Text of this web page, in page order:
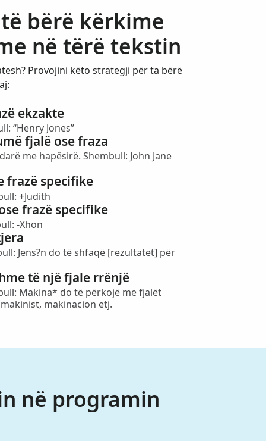
bërë kërkime
në tërë tekstin
Provojini këto strategji për ta bërë
ekzakte
“Henry Jones”
fjalë ose fraza
me hapësirë. Shembull: John Jane
frazë specifike
+Judith
frazë specifike
-Xhon
Jens?n do të shfaqë [rezultatet] për
të një fjale rrënjë
Makina* do të përkojë me fjalët
makinacion etj.
në programin